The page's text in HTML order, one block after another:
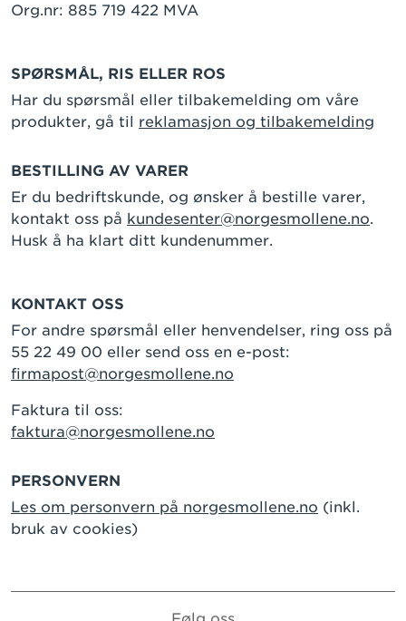
Org.nr: 885 719 422 MVA
SPØRSMÅL, RIS ELLER ROS
Har du spørsmål eller tilbakemelding om våre
produkter, gå til reklamasjon og tilbakemelding
BESTILLING AV VARER
Er du bedriftskunde, og ønsker å bestille varer,
kontakt oss på kundesenter@norgesmollene.no.
Husk å ha klart ditt kundenummer.
KONTAKT OSS
For andre spørsmål eller henvendelser, ring oss på
55 22 49 00 eller send oss en e-post:
firmapost@norgesmollene.no
Faktura til oss:
faktura@norgesmollene.no
PERSONVERN
Les om personvern på norgesmollene.no (inkl.
bruk av cookies)